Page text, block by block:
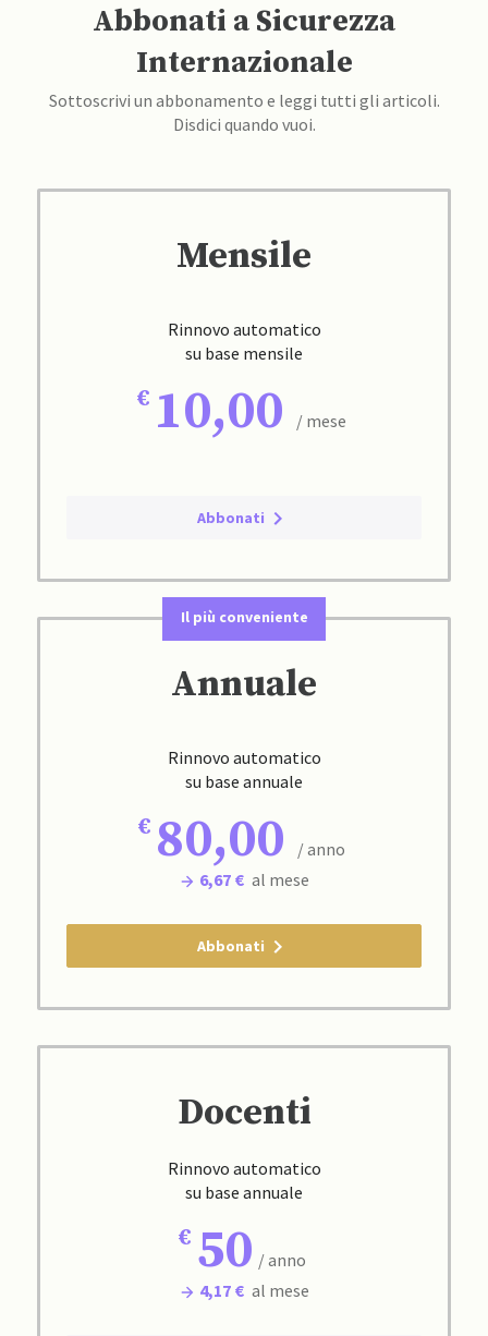
Abbonati a Sicurezza
Internazionale
Sottoscrivi un abbonamento e leggi tutti gli articoli.
Disdici quando vuoi.
Mensile
Rinnovo automatico
su base mensile
10,00 / mese
Abbonati
Il più conveniente
Annuale
Rinnovo automatico
su base annuale
80,00
/ anno
6,67 € al mese
Abbonati
Docenti
Rinnovo automatico
su base annuale
50 / anno
4,17 € al mese